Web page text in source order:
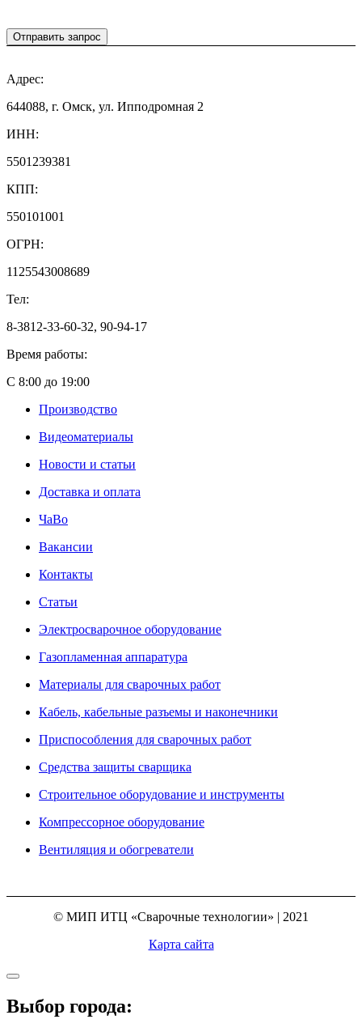
Отправить запрос
Адрес:
644088, г. Омск, ул. Ипподромная 2
ИНН:
5501239381
КПП:
550101001
ОГРН:
1125543008689
Тел:
8-3812-33-60-32, 90-94-17
Время работы:
С 8:00 до 19:00
Производство
Видеоматериалы
Новости и статьи
Доставка и оплата
ЧаВо
Вакансии
Контакты
Статьи
Электросварочное оборудование
Газопламенная аппаратура
Материалы для сварочных работ
Кабель, кабельные разъемы и наконечники
Приспособления для сварочных работ
Средства защиты сварщика
Строительное оборудование и инструменты
Компрессорное оборудование
Вентиляция и обогреватели
© МИП ИТЦ «Сварочные технологии» | 2021
Карта сайта
Выбор города: